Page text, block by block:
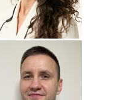
Подробнее о
Прохорова
Анастасия
Стоматолог-терапевт